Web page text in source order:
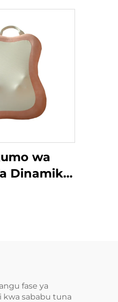
wa
Dinamiki
fase ya
sababu tuna